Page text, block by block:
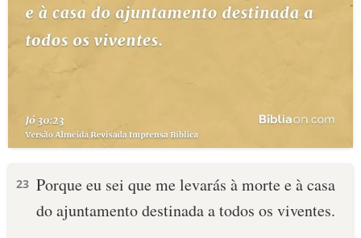
23 Porque eu sei que me levarás à morte e à casa
do ajuntamento destinada a todos os viventes.